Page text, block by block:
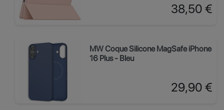
Prix
38,50 €
MW Coque Silicone MagSafe iPhone
16 Plus - Bleu
Prix
29,90 €